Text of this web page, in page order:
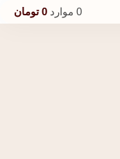
0 موارد 0 تومان